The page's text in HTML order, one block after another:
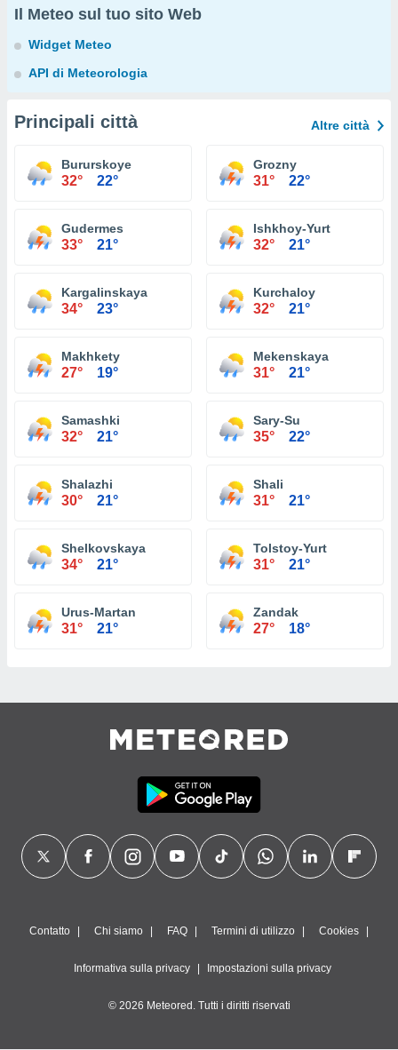
Il Meteo sul tuo sito Web
Widget Meteo
API di Meteorologia
Principali città Altre città
Bururskoye
32° 22°
Grozny
31° 22°
Gudermes
33° 21°
Ishkhoy-Yurt
32° 21°
Kargalinskaya
34° 23°
Kurchaloy
32° 21°
Makhkety
27° 19°
Mekenskaya
31° 21°
Samashki
32° 21°
Sary-Su
35° 22°
Shalazhi
30° 21°
Shali
31° 21°
Shelkovskaya
34° 21°
Tolstoy-Yurt
31° 21°
Urus-Martan
31° 21°
Zandak
27° 18°
Contatto Chi siamo FAQ Termini di utilizzo Cookies
Informativa sulla privacy Impostazioni sulla privacy
© 2026 Meteored. Tutti i diritti riservati